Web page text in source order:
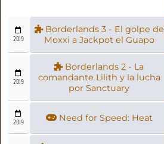
2019
Borderlands 3 - El golpe de
Moxxi a Jackpot el Guapo
2019
Borderlands 2 - La
comandante Lilith y la lucha
por Sanctuary
2019 Need for Speed: Heat